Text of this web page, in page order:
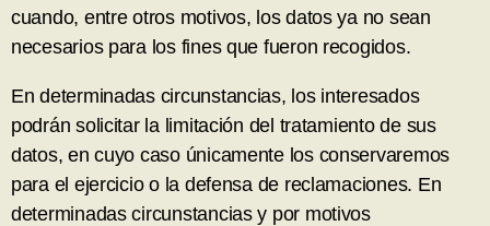
cuando, entre otros motivos, los datos ya no sean
necesarios para los fines que fueron recogidos.
En determinadas circunstancias, los interesados
podrán solicitar la limitación del tratamiento de sus
datos, en cuyo caso únicamente los conservaremos
para el ejercicio o la defensa de reclamaciones. En
determinadas circunstancias y por motivos